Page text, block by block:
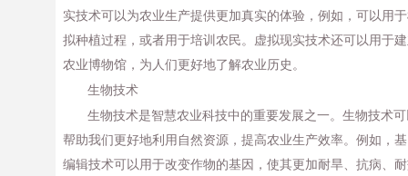
实技术可以为农业生产提供更加真实的体验，例如，可以用
拟种植过程，或者用于培训农民。虚拟现实技术还可以用于
农业博物馆，为人们更好地了解农业历史。
生物技术
生物技术是智慧农业科技中的重要发展之一。生物技术
帮助我们更好地利用自然资源，提高农业生产效率。例如，
编辑技术可以用于改变作物的基因，使其更加耐旱、抗病、